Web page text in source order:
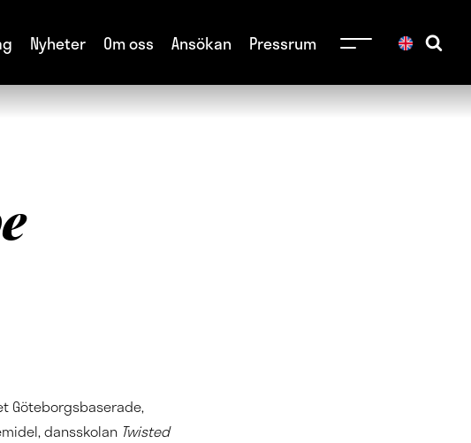
Nyheter Om oss Ansökan Pressrum
Göteborgsbaserade,
dansskolan Twisted